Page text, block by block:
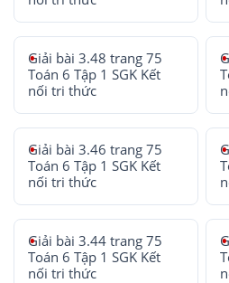
Giải bài 3.48 trang 75
Toán 6 Tập 1 SGK Kết
nối tri thức
Giải bài 3.46 trang 75
Toán 6 Tập 1 SGK Kết
nối tri thức
Giải bài 3.44 trang 75
Toán 6 Tập 1 SGK Kết
nối tri thức